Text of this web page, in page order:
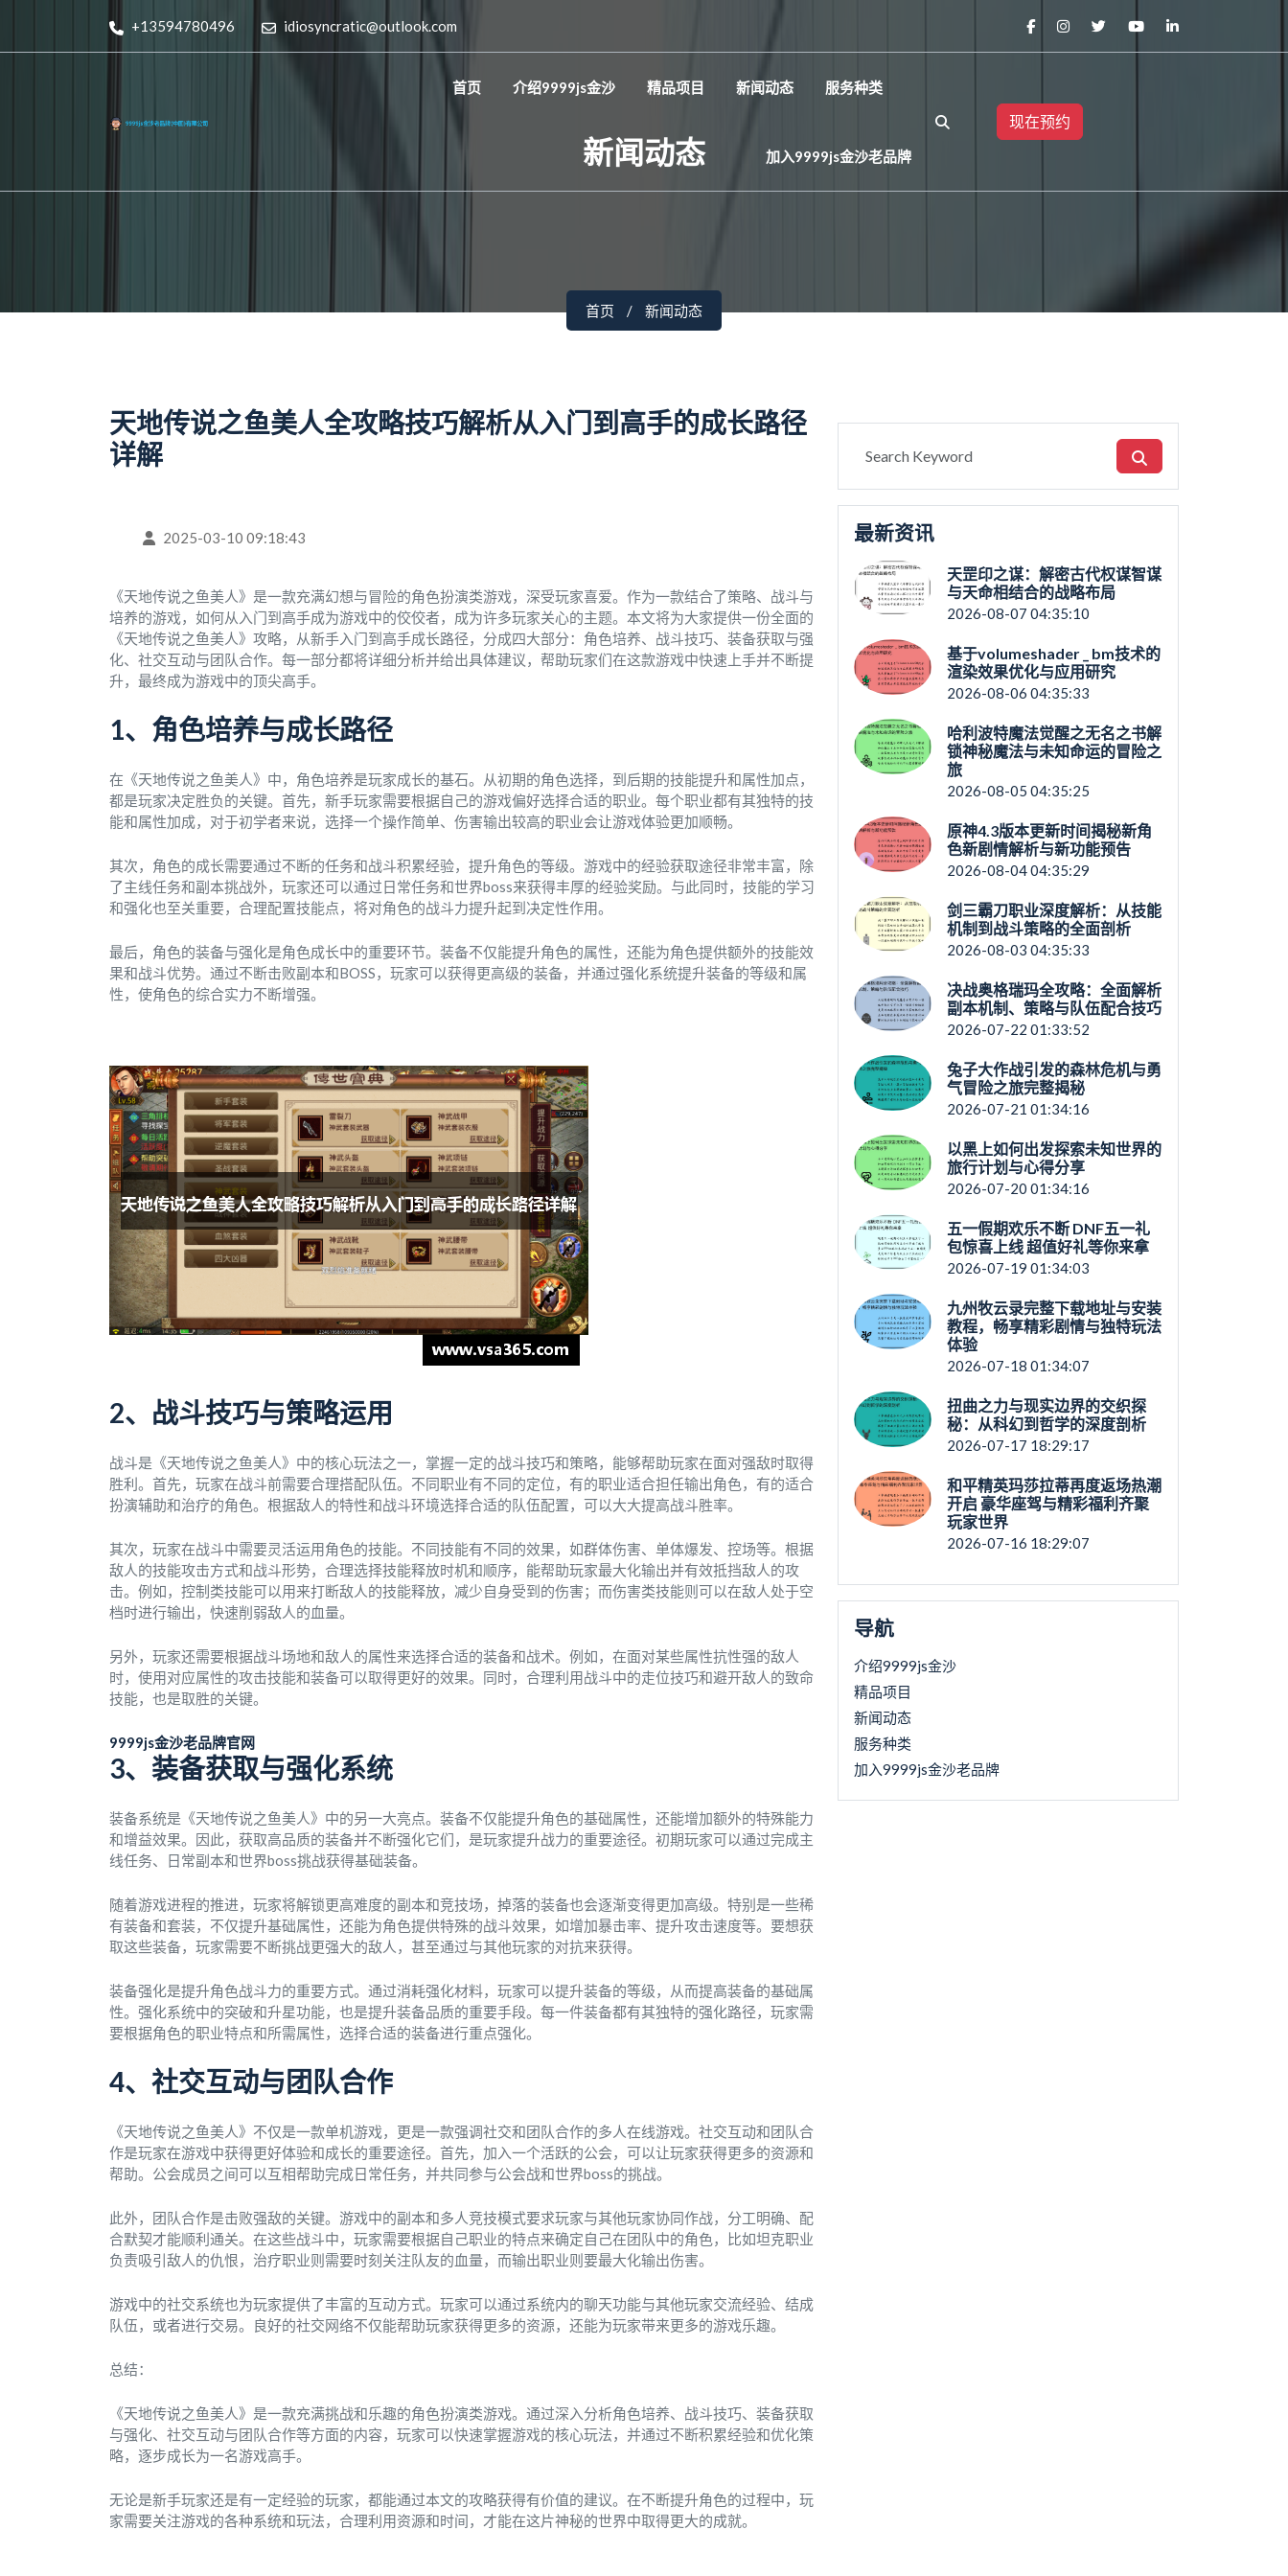
+13594780496 idiosyncratic@outlook.com
首页 介绍9999js金沙 精品项目 新闻动态 服务种类
加入9999js金沙老品牌
现在预约
新闻动态
首页 新闻动态
天地传说之鱼美人全攻略技巧解析从入门到高手的成长路径
详解
2025-03-10 09:18:43
《天地传说之鱼美人》是一款充满幻想与冒险的角色扮演类游戏，深受玩家喜爱。作为一款结合了策略、战斗与
培养的游戏，如何从入门到高手成为游戏中的佼佼者，成为许多玩家关心的主题。本文将为大家提供一份全面的
《天地传说之鱼美人》攻略，从新手入门到高手成长路径，分成四大部分：角色培养、战斗技巧、装备获取与强
化、社交互动与团队合作。每一部分都将详细分析并给出具体建议，帮助玩家们在这款游戏中快速上手并不断提
升，最终成为游戏中的顶尖高手。
1、角色培养与成长路径
在《天地传说之鱼美人》中，角色培养是玩家成长的基石。从初期的角色选择，到后期的技能提升和属性加点，
都是玩家决定胜负的关键。首先，新手玩家需要根据自己的游戏偏好选择合适的职业。每个职业都有其独特的技
能和属性加成，对于初学者来说，选择一个操作简单、伤害输出较高的职业会让游戏体验更加顺畅。
其次，角色的成长需要通过不断的任务和战斗积累经验，提升角色的等级。游戏中的经验获取途径非常丰富，除
了主线任务和副本挑战外，玩家还可以通过日常任务和世界boss来获得丰厚的经验奖励。与此同时，技能的学习
和强化也至关重要，合理配置技能点，将对角色的战斗力提升起到决定性作用。
最后，角色的装备与强化是角色成长中的重要环节。装备不仅能提升角色的属性，还能为角色提供额外的技能效
果和战斗优势。通过不断击败副本和BOSS，玩家可以获得更高级的装备，并通过强化系统提升装备的等级和属
性，使角色的综合实力不断增强。
2、战斗技巧与策略运用
战斗是《天地传说之鱼美人》中的核心玩法之一，掌握一定的战斗技巧和策略，能够帮助玩家在面对强敌时取得
胜利。首先，玩家在战斗前需要合理搭配队伍。不同职业有不同的定位，有的职业适合担任输出角色，有的适合
扮演辅助和治疗的角色。根据敌人的特性和战斗环境选择合适的队伍配置，可以大大提高战斗胜率。
其次，玩家在战斗中需要灵活运用角色的技能。不同技能有不同的效果，如群体伤害、单体爆发、控场等。根据
敌人的技能攻击方式和战斗形势，合理选择技能释放时机和顺序，能帮助玩家最大化输出并有效抵挡敌人的攻
击。例如，控制类技能可以用来打断敌人的技能释放，减少自身受到的伤害；而伤害类技能则可以在敌人处于空
档时进行输出，快速削弱敌人的血量。
另外，玩家还需要根据战斗场地和敌人的属性来选择合适的装备和战术。例如，在面对某些属性抗性强的敌人
时，使用对应属性的攻击技能和装备可以取得更好的效果。同时，合理利用战斗中的走位技巧和避开敌人的致命
技能，也是取胜的关键。
9999js金沙老品牌官网
3、装备获取与强化系统
装备系统是《天地传说之鱼美人》中的另一大亮点。装备不仅能提升角色的基础属性，还能增加额外的特殊能力
和增益效果。因此，获取高品质的装备并不断强化它们，是玩家提升战力的重要途径。初期玩家可以通过完成主
线任务、日常副本和世界boss挑战获得基础装备。
随着游戏进程的推进，玩家将解锁更高难度的副本和竞技场，掉落的装备也会逐渐变得更加高级。特别是一些稀
有装备和套装，不仅提升基础属性，还能为角色提供特殊的战斗效果，如增加暴击率、提升攻击速度等。要想获
取这些装备，玩家需要不断挑战更强大的敌人，甚至通过与其他玩家的对抗来获得。
装备强化是提升角色战斗力的重要方式。通过消耗强化材料，玩家可以提升装备的等级，从而提高装备的基础属
性。强化系统中的突破和升星功能，也是提升装备品质的重要手段。每一件装备都有其独特的强化路径，玩家需
要根据角色的职业特点和所需属性，选择合适的装备进行重点强化。
4、社交互动与团队合作
《天地传说之鱼美人》不仅是一款单机游戏，更是一款强调社交和团队合作的多人在线游戏。社交互动和团队合
作是玩家在游戏中获得更好体验和成长的重要途径。首先，加入一个活跃的公会，可以让玩家获得更多的资源和
帮助。公会成员之间可以互相帮助完成日常任务，并共同参与公会战和世界boss的挑战。
此外，团队合作是击败强敌的关键。游戏中的副本和多人竞技模式要求玩家与其他玩家协同作战，分工明确、配
合默契才能顺利通关。在这些战斗中，玩家需要根据自己职业的特点来确定自己在团队中的角色，比如坦克职业
负责吸引敌人的仇恨，治疗职业则需要时刻关注队友的血量，而输出职业则要最大化输出伤害。
游戏中的社交系统也为玩家提供了丰富的互动方式。玩家可以通过系统内的聊天功能与其他玩家交流经验、结成
队伍，或者进行交易。良好的社交网络不仅能帮助玩家获得更多的资源，还能为玩家带来更多的游戏乐趣。
总结：
《天地传说之鱼美人》是一款充满挑战和乐趣的角色扮演类游戏。通过深入分析角色培养、战斗技巧、装备获取
与强化、社交互动与团队合作等方面的内容，玩家可以快速掌握游戏的核心玩法，并通过不断积累经验和优化策
略，逐步成长为一名游戏高手。
无论是新手玩家还是有一定经验的玩家，都能通过本文的攻略获得有价值的建议。在不断提升角色的过程中，玩
家需要关注游戏的各种系统和玩法，合理利用资源和时间，才能在这片神秘的世界中取得更大的成就。
最新资讯
天罡印之谋：解密古代权谋智谋
与天命相结合的战略布局
2026-08-07 04:35:10
基于volumeshader _ bm技术的
渲染效果优化与应用研究
2026-08-06 04:35:33
哈利波特魔法觉醒之无名之书解
锁神秘魔法与未知命运的冒险之
旅
2026-08-05 04:35:25
原神4.3版本更新时间揭秘新角
色新剧情解析与新功能预告
2026-08-04 04:35:29
剑三霸刀职业深度解析：从技能
机制到战斗策略的全面剖析
2026-08-03 04:35:33
决战奥格瑞玛全攻略：全面解析
副本机制、策略与队伍配合技巧
2026-07-22 01:33:52
兔子大作战引发的森林危机与勇
气冒险之旅完整揭秘
2026-07-21 01:34:16
以黑上如何出发探索未知世界的
旅行计划与心得分享
2026-07-20 01:34:16
五一假期欢乐不断 DNF五一礼
包惊喜上线 超值好礼等你来拿
2026-07-19 01:34:03
九州牧云录完整下载地址与安装
教程，畅享精彩剧情与独特玩法
体验
2026-07-18 01:34:07
扭曲之力与现实边界的交织探
秘：从科幻到哲学的深度剖析
2026-07-17 18:29:17
和平精英玛莎拉蒂再度返场热潮
开启 豪华座驾与精彩福利齐聚
玩家世界
2026-07-16 18:29:07
导航
介绍9999js金沙
精品项目
新闻动态
服务种类
加入9999js金沙老品牌